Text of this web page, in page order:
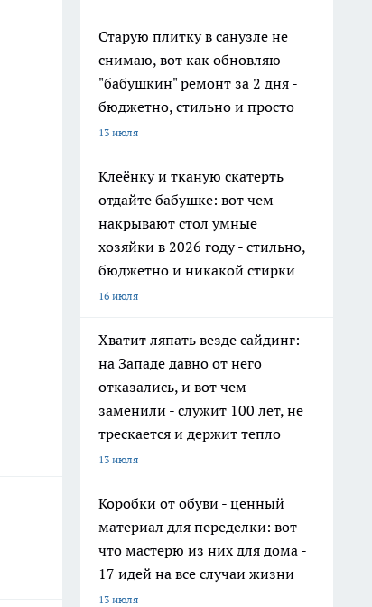
Старую плитку в санузле не
снимаю, вот как обновляю
"бабушкин" ремонт за 2 дня -
бюджетно, стильно и просто
13 июля
Клеёнку и тканую скатерть
отдайте бабушке: вот чем
накрывают стол умные
хозяйки в 2026 году - стильно,
бюджетно и никакой стирки
16 июля
Хватит ляпать везде сайдинг:
на Западе давно от него
отказались, и вот чем
заменили - служит 100 лет, не
трескается и держит тепло
13 июля
Коробки от обуви - ценный
материал для переделки: вот
что мастерю из них для дома -
17 идей на все случаи жизни
13 июля